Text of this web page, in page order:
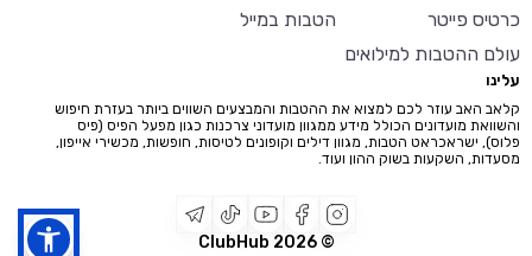
© ClubHub
2026
כרטיס פייטר
עולם ההטבות למילואים
הטבות במייל
עלינו
קלאב האב עוזר לכם למצוא את ההטבות והמבצעים השווים ביותר בעזרת חיפוש
והשוואת מועדונים הכולל מידע ממגוון מועדוני צרכנות כגון מפעל הפיס (פיס
פלוס), ישראכראט הטבות, מגוון דילים וקופונים לטיסות, חופשות, מכשירי אייפון,
מסעדות, השקעות בשוק ההון ועוד.